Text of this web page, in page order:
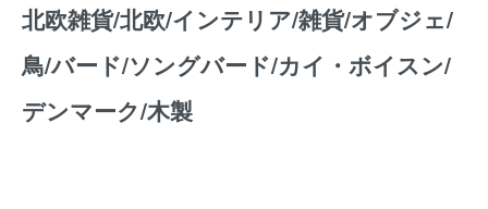
北欧雑貨/北欧/インテリア/雑貨/オブジェ/
鳥/バード/ソングバード/カイ・ボイスン/
デンマーク/木製